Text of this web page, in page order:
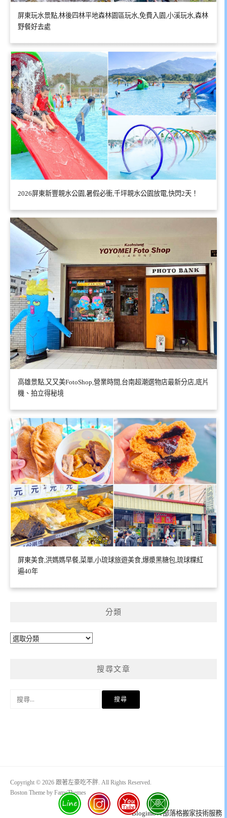
屏東玩水景點,林後四林平地森林園區玩水,免費入園,小溪玩水,森林
野餐好去處
2026屏東新豐親水公園,暑假必衝,千坪親水公園放電,快閃2天！
高雄景點,又又美FotoShop,營業時間,台南超潮選物店最新分店,底片
機、拍立得秘境
屏東美食,洪媽媽早餐,菜單,小琉球旅遊美食,爆漿黑糖包,琉球粿紅
遍40年
分類
分
搜尋文章
Copyright © 2026 跟著左豪吃不胖. All Rights Reserved.
Boston Theme by FameThemes
Blogimove部落格搬家技術服務